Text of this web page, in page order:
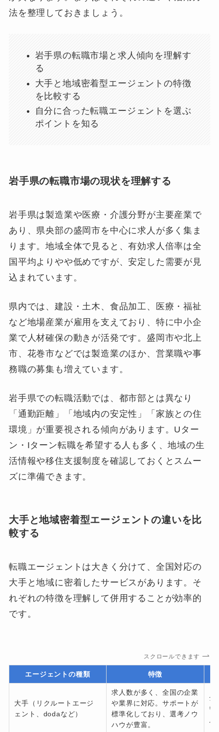
法を整理しておきましょう。
岩手県の転職市場と求人傾向を理解す
る
大手と地域密着型エージェントの特徴
を比較する
自分に合った転職エージェントを選ぶ
ポイントを知る
岩手県の転職市場の現状を理解する
岩手県は製造業や医療・介護分野が主要産業で
あり、県央部の盛岡市を中心に求人が多く集ま
ります。地域全体で見ると、有効求人倍率は全
国平均よりやや低めですが、安定した需要が見
込まれています。
県内では、建設・土木、食品加工、医療・福祉
など地場産業が雇用を支えており、特に中小企
業で人材確保の動きが活発です。盛岡市や北上
市、花巻市などでは製造業のほか、営業職や事
務職の募集も増えています。
岩手県での転職活動では、都市部とは異なり
「通勤距離」「地域内の安定性」「家族との住
環境」が重要視される傾向があります。Uター
ン・Iターン転職を希望する人も多く、地域の生
活情報や移住支援制度を確認しておくとスムー
ズに準備できます。
大手と地域密着型エージェントの違いを比
較する
転職エージェントは大きく分けて、全国対応の
大手と地域に密着したサービスがあります。そ
れぞれの特徴を理解して併用することが効率的
です。
スクロールできます
エージェントの種類 特徴
大手（リクルートエージ
ェント、dodaなど）
求人数が多く、全国の企業
や業界に対応。サポートが
標準化しており、選考ノウ
ハウが豊富。
全
い